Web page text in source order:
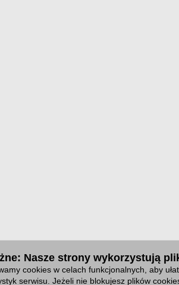
Nasze strony wykorzystują
cookies w celach funkcjonalnych, aby
serwisu. Jeżeli nie blokujesz plików